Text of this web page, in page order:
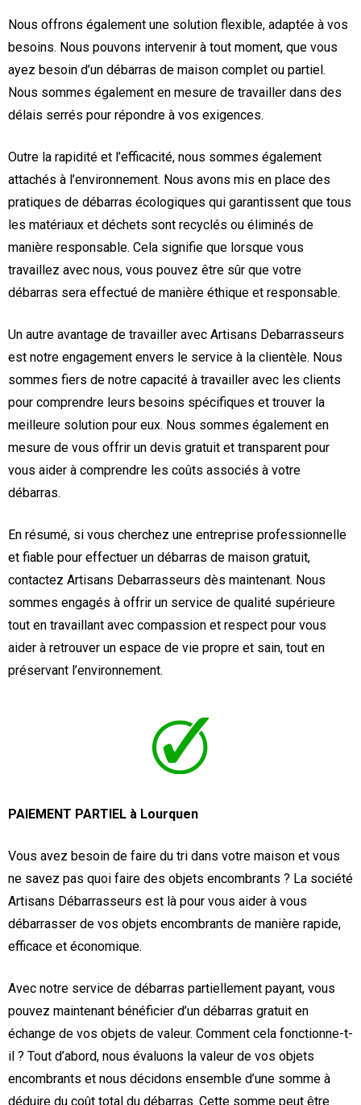
Nous offrons également une solution flexible, adaptée à vos
besoins. Nous pouvons intervenir à tout moment, que vous
ayez besoin d’un débarras de maison complet ou partiel.
Nous sommes également en mesure de travailler dans des
délais serrés pour répondre à vos exigences.
Outre la rapidité et l’efficacité, nous sommes également
attachés à l’environnement. Nous avons mis en place des
pratiques de débarras écologiques qui garantissent que tous
les matériaux et déchets sont recyclés ou éliminés de
manière responsable. Cela signifie que lorsque vous
travaillez avec nous, vous pouvez être sûr que votre
débarras sera effectué de manière éthique et responsable.
Un autre avantage de travailler avec Artisans Debarrasseurs
est notre engagement envers le service à la clientèle. Nous
sommes fiers de notre capacité à travailler avec les clients
pour comprendre leurs besoins spécifiques et trouver la
meilleure solution pour eux. Nous sommes également en
mesure de vous offrir un devis gratuit et transparent pour
vous aider à comprendre les coûts associés à votre
débarras.
En résumé, si vous cherchez une entreprise professionnelle
et fiable pour effectuer un débarras de maison gratuit,
contactez Artisans Debarrasseurs dès maintenant. Nous
sommes engagés à offrir un service de qualité supérieure
tout en travaillant avec compassion et respect pour vous
aider à retrouver un espace de vie propre et sain, tout en
préservant l’environnement.
PAIEMENT PARTIEL à Lourquen
Vous avez besoin de faire du tri dans votre maison et vous
ne savez pas quoi faire des objets encombrants ? La société
Artisans Débarrasseurs est là pour vous aider à vous
débarrasser de vos objets encombrants de manière rapide,
efficace et économique.
Avec notre service de débarras partiellement payant, vous
pouvez maintenant bénéficier d’un débarras gratuit en
échange de vos objets de valeur. Comment cela fonctionne-t-
il ? Tout d’abord, nous évaluons la valeur de vos objets
encombrants et nous décidons ensemble d’une somme à
déduire du coût total du débarras. Cette somme peut être